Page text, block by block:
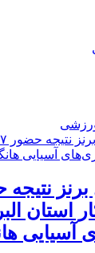
استان
آسیایی